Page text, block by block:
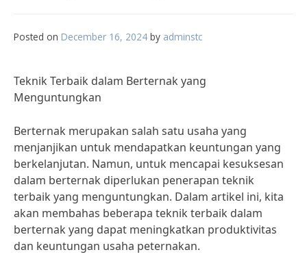
Posted on December 16, 2024 by adminstc
Teknik Terbaik dalam Berternak yang
Menguntungkan
Berternak merupakan salah satu usaha yang
menjanjikan untuk mendapatkan keuntungan yang
berkelanjutan. Namun, untuk mencapai kesuksesan
dalam berternak diperlukan penerapan teknik
terbaik yang menguntungkan. Dalam artikel ini, kita
akan membahas beberapa teknik terbaik dalam
berternak yang dapat meningkatkan produktivitas
dan keuntungan usaha peternakan.